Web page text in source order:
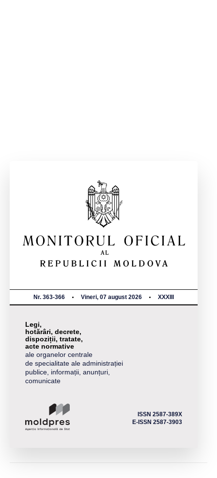
Nr. 363-366 Vineri, 07 august 2026 XXXIII
Legi,
hotărâri, decrete,
dispoziții, tratate,
acte normative
ale organelor centrale
de specialitate ale administrației
publice, informații, anunțuri,
comunicate
ISSN 2587-389X
E-ISSN 2587-3903